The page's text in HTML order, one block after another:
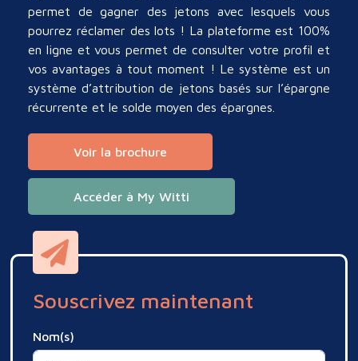
permet de gagner des jetons avec lesquels vous
pourrez réclamer des lots ! La plateforme est 100%
en ligne et vous permet de consulter votre profil et
vos avantages à tout moment ! Le système est un
système d’attribution de jetons basés sur l’épargne
récurrente et le solde moyen des épargnes.
Voir la brochure
Accéder à My Witti
Souscrivez maintenant
Nom(s)